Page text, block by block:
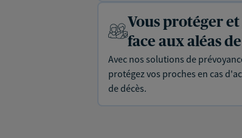
Vous protéger
face aux aléas
Avec nos solutions de
protégez vos proches en cas
de décès.